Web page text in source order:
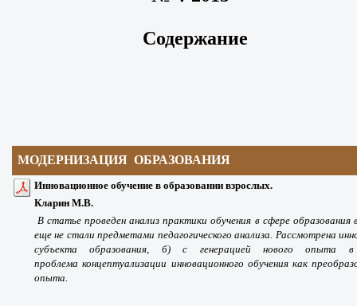
Содержание
МОДЕРНИЗАЦИЯ ОБРАЗОВАНИЯ
Инновационное обучение в образовании взрослых.
Кларин М.В.
В статье проведен анализ практикиобучения в сфере образования
еще не стали предметами педагогического анализа. Рассмотрена
субъекта образования, б) с генерацией нового опыта
проблемаконцептуализации инновационного обучения как
опыта.